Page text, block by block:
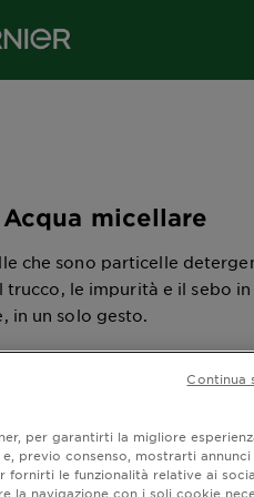
micellare
che sono particelle
le impurità e il sebo in
in un solo gesto.
per garantirti la migliore
previo consenso, mostrarti annunci
le funzionalità relative ai
navigazione con i soli cookie
Continua